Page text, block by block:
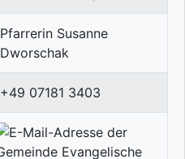
Pfarrerin Susanne
Dworschak
+49 07181 3403